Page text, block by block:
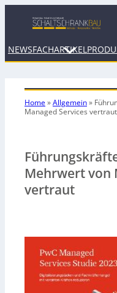
NEWSFACHARTIKEL
Home»Allgemein»
Managed Services vertraut
Mehrwert von
vertraut